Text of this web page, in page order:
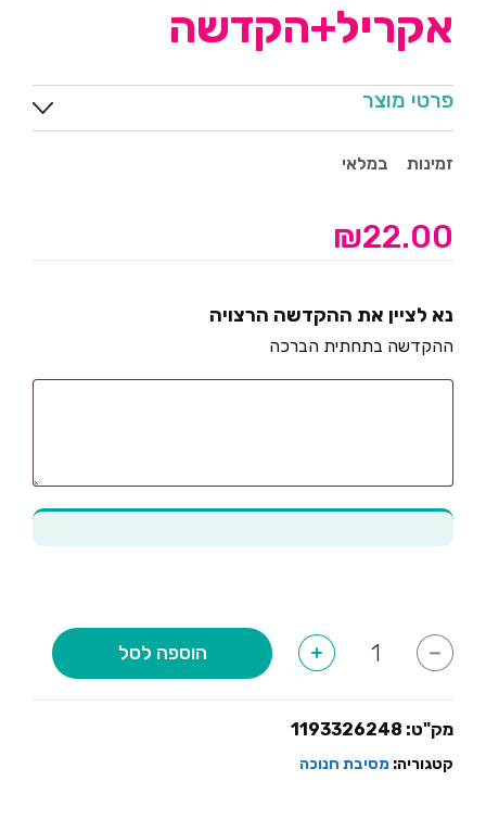
אקריל+הקדשה
פרטי מוצר
זמינות במלאי
₪22.00
נא לציין את ההקדשה הרצויה
ההקדשה בתחתית הברכה
-
של
אקריל+הקדשה
+ הוספה לסל
מק"ט: 1193326248
קטגוריה: מסיבת חנוכה